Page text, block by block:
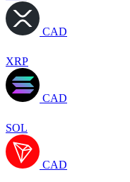
CAD
XRP
CAD
SOL
CAD